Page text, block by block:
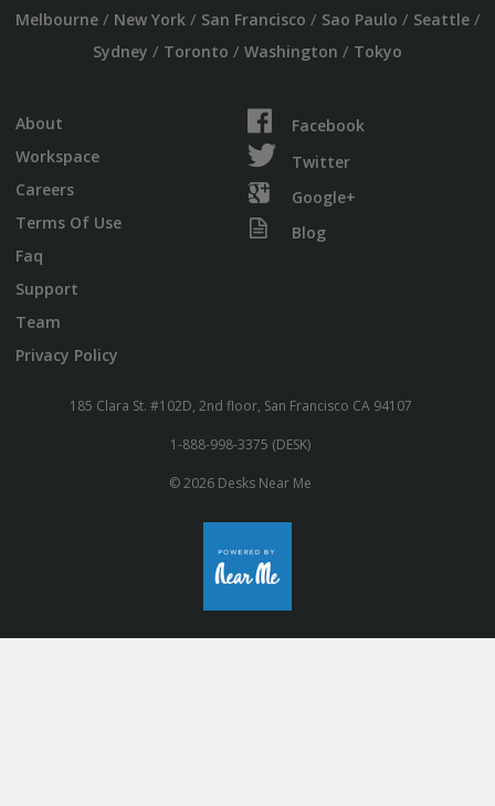
Melbourne/ New York/ San Francisco / Sao Paulo / Seattle/
Sydney / Toronto / Washington / Tokyo
About
Workspace
Careers
Terms Of Use
Faq
Support
Team
Privacy Policy
Facebook
Twitter
Google+
Blog
185 Clara St. #102D, 2nd floor, San Francisco CA 94107
1-888-998-3375 (DESK)
© 2026 Desks Near Me